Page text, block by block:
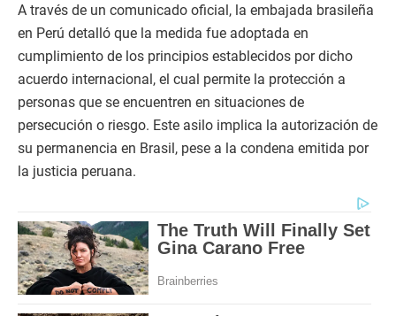
A través de un comunicado oficial, la embajada brasileña
en Perú detalló que la medida fue adoptada en
cumplimiento de los principios establecidos por dicho
acuerdo internacional, el cual permite la protección a
personas que se encuentren en situaciones de
persecución o riesgo. Este asilo implica la autorización de
su permanencia en Brasil, pese a la condena emitida por
la justicia peruana.